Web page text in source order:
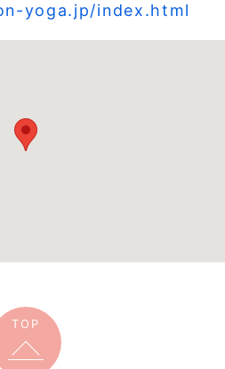
yoga.jp/index.html
TOP